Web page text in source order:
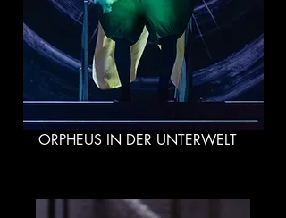
ORPHEUS IN DER UNTERWELT